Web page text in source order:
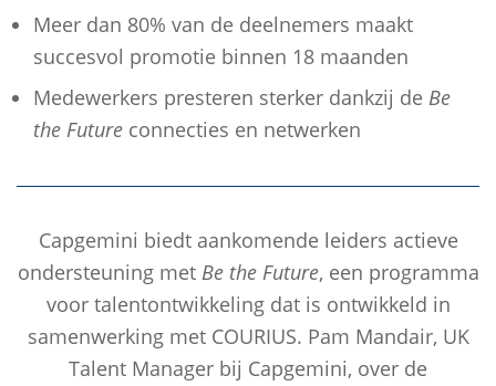
Meer dan 80% van de deelnemers maakt
succesvol promotie binnen 18 maanden
Medewerkers presteren sterker dankzij de Be
the Future connecties en netwerken
Capgemini biedt aankomende leiders actieve
ondersteuning met Be the Future, een programma
voor talentontwikkeling dat is ontwikkeld in
samenwerking met COURIUS. Pam Mandair, UK
Talent Manager bij Capgemini, over de